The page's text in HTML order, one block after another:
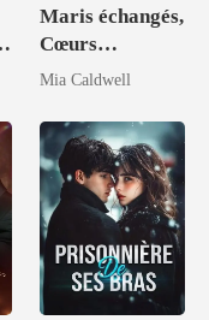
Maris échangés,
Cœurs
enchevêtrés
Mia Caldwell